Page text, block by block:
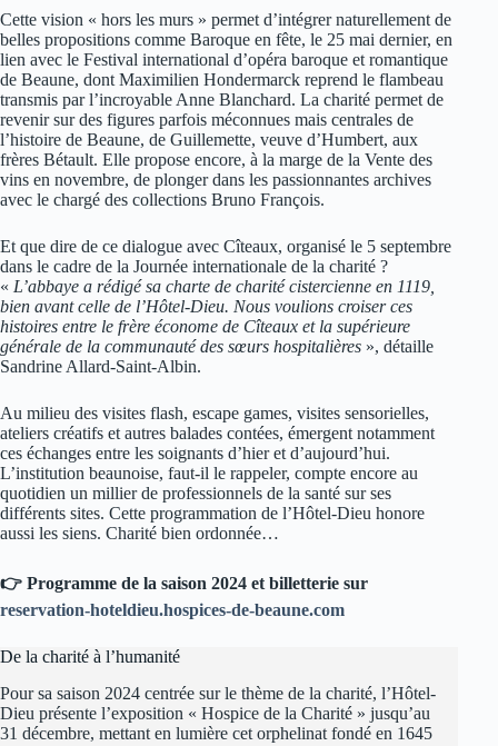
Cette vision « hors les murs » permet d’intégrer naturellement de
belles propositions comme Baroque en fête, le 25 mai dernier, en
lien avec le Festival international d’opéra baroque et romantique
de Beaune, dont Maximilien Hondermarck reprend le flambeau
transmis par l’incroyable Anne Blanchard. La charité permet de
revenir sur des figures parfois méconnues mais centrales de
l’histoire de Beaune, de Guillemette, veuve d’Humbert, aux
frères Bétault. Elle propose encore, à la marge de la Vente des
vins en novembre, de plonger dans les passionnantes archives
avec le chargé des collections Bruno François.
Et que dire de ce dialogue avec Cîteaux, organisé le 5 septembre
dans le cadre de la Journée internationale de la charité ?
« L’abbaye a rédigé sa charte de charité cistercienne en 1119,
bien avant celle de l’Hôtel-Dieu. Nous voulions croiser ces
histoires entre le frère économe de Cîteaux et la supérieure
générale de la communauté des sœurs hospitalières », détaille
Sandrine Allard-Saint-Albin.
Au milieu des visites flash, escape games, visites sensorielles,
ateliers créatifs et autres balades contées, émergent notamment
ces échanges entre les soignants d’hier et d’aujourd’hui.
L’institution beaunoise, faut-il le rappeler, compte encore au
quotidien un millier de professionnels de la santé sur ses
différents sites. Cette programmation de l’Hôtel-Dieu honore
aussi les siens. Charité bien ordonnée…
👉 Programme de la saison 2024 et billetterie sur
reservation-hoteldieu.hospices-de-beaune.com
De la charité à l’humanité
Pour sa saison 2024 centrée sur le thème de la charité, l’Hôtel-
Dieu présente l’exposition « Hospice de la Charité » jusqu’au
31 décembre, mettant en lumière cet orphelinat fondé en 1645